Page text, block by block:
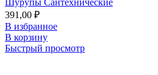
Шурупы Сантехнические
391,00 ₽
В избранное
В корзину
Быстрый просмотр